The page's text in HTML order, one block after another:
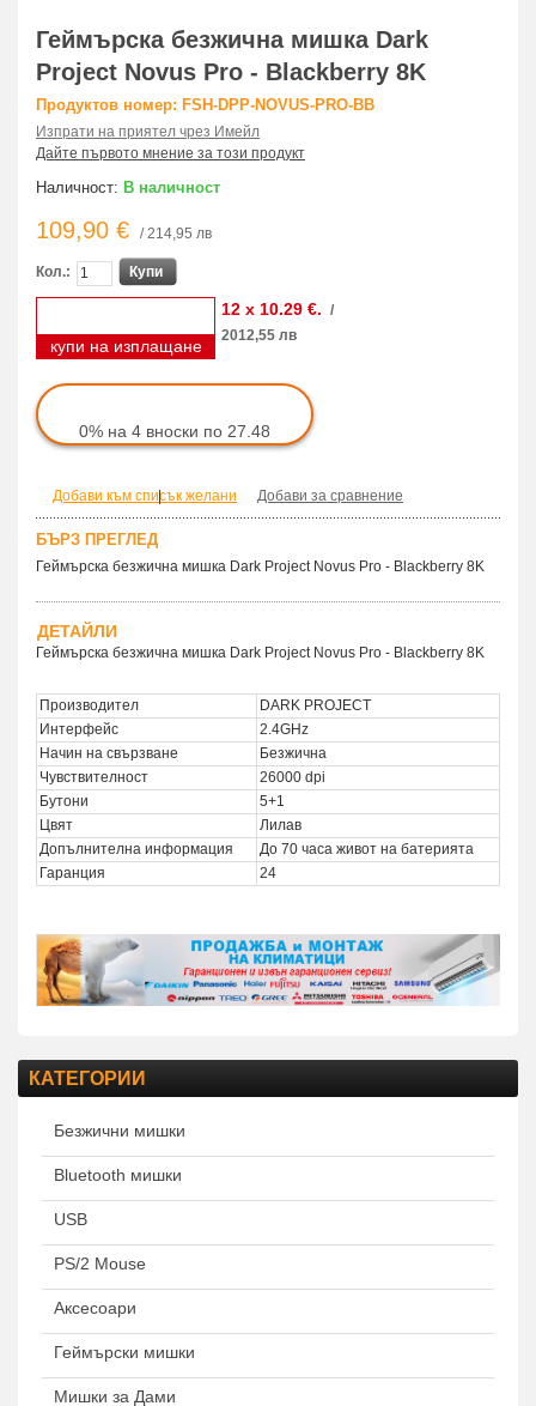
Геймърска безжична мишка Dark
Project Novus Pro - Blackberry 8K
Продуктов номер: FSH-DPP-NOVUS-PRO-BB
Изпрати на приятел чрез Имейл
Дайте първото мнение за този продукт
Наличност: В наличност
109,90 € / 214,95 лв
Кол.: Купи
купи на изплащане
12 x 10.29 €. /
2012,55 лв
0% на 4 вноски по 27.48
Добави към списък желани
| Добави за сравнение
БЪРЗ ПРЕГЛЕД
Геймърска безжична мишка Dark Project Novus Pro - Blackberry 8K
ДЕТАЙЛИ
Геймърска безжична мишка Dark Project Novus Pro - Blackberry 8K
Производител
DARK PROJECT
Интерфейс
2.4GHz
Начин на свързване
Безжична
Чувствителност
26000 dpi
Бутони
5+1
Цвят
Лилав
Допълнителна информация
До 70 часа живот на батерията
Гаранция
24
КАТЕГОРИИ
Безжични мишки
Bluetooth мишки
USB
PS/2 Mouse
Аксесоари
Геймърски мишки
Мишки за Дами